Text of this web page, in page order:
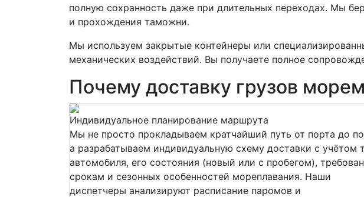
полную сохранность даже при длительных переходах. Мы
и прохождения таможни.
Мы используем закрытые контейнеры или
механических воздействий. Вы получаете полное
Почему доставку грузов
Индивидуальное планирование маршрута
Мы не просто прокладываем кратчайший путь от порта до
а разрабатываем индивидуальную схему доставки с учётом
автомобиля, его состояния (новый или с пробегом),
срокам и сезонных особенностей мореплавания. Наши
диспетчеры анализируют расписание паромов и